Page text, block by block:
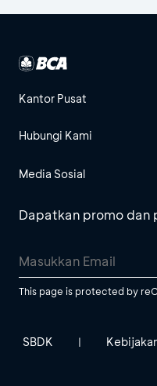
Kantor Pusat
Hubungi Kami
Media Sosial
Dapatkan promo dan
This page is protected by
SBDK |